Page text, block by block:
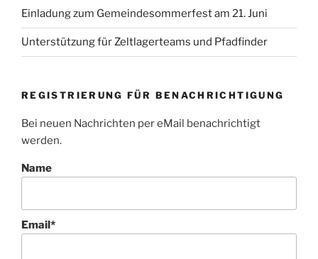
Einladung zum Gemeindesommerfest am 21. Juni
Unterstützung für Zeltlagerteams und Pfadfinder
REGISTRIERUNG FÜR BENACHRICHTIGUNG
Bei neuen Nachrichten per eMail benachrichtigt
werden.
Name
Email*